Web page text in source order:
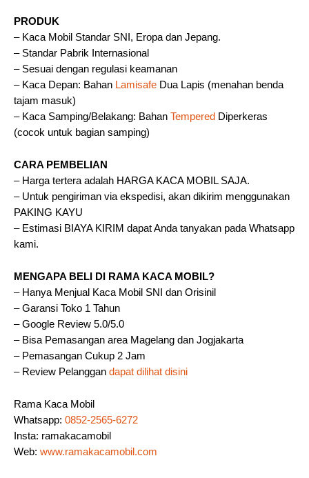
PRODUK
– Kaca Mobil Standar SNI, Eropa dan Jepang.
– Standar Pabrik Internasional
– Sesuai dengan regulasi keamanan
– Kaca Depan: Bahan Lamisafe Dua Lapis (menahan benda
tajam masuk)
– Kaca Samping/Belakang: Bahan Tempered Diperkeras
(cocok untuk bagian samping)
CARA PEMBELIAN
– Harga tertera adalah HARGA KACA MOBIL SAJA.
– Untuk pengiriman via ekspedisi, akan dikirim menggunakan
PAKING KAYU
– Estimasi BIAYA KIRIM dapat Anda tanyakan pada Whatsapp
kami.
MENGAPA BELI DI RAMA KACA MOBIL?
– Hanya Menjual Kaca Mobil SNI dan Orisinil
– Garansi Toko 1 Tahun
– Google Review 5.0/5.0
– Bisa Pemasangan area Magelang dan Jogjakarta
– Pemasangan Cukup 2 Jam
– Review Pelanggan dapat dilihat disini
Rama Kaca Mobil
Whatsapp: 0852-2565-6272
Insta: ramakacamobil
Web: www.ramakacamobil.com